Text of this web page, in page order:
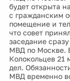
будет открыта
с гражданским
помещение и
что совет
заседание
МВД по Москве.
Колокольцев 21
дел.
МВД временно